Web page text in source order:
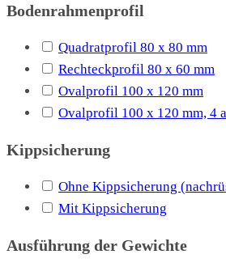
Bodenrahmenprofil
Quadratprofil 80 x 80 mm
Rechteckprofil 80 x 60 mm
Ovalprofil 100 x 120 mm
Ovalprofil 100 x 120 mm, 4
Kippsicherung
Ohne Kippsicherung
Mit Kippsicherung
Ausführung der Gewichte